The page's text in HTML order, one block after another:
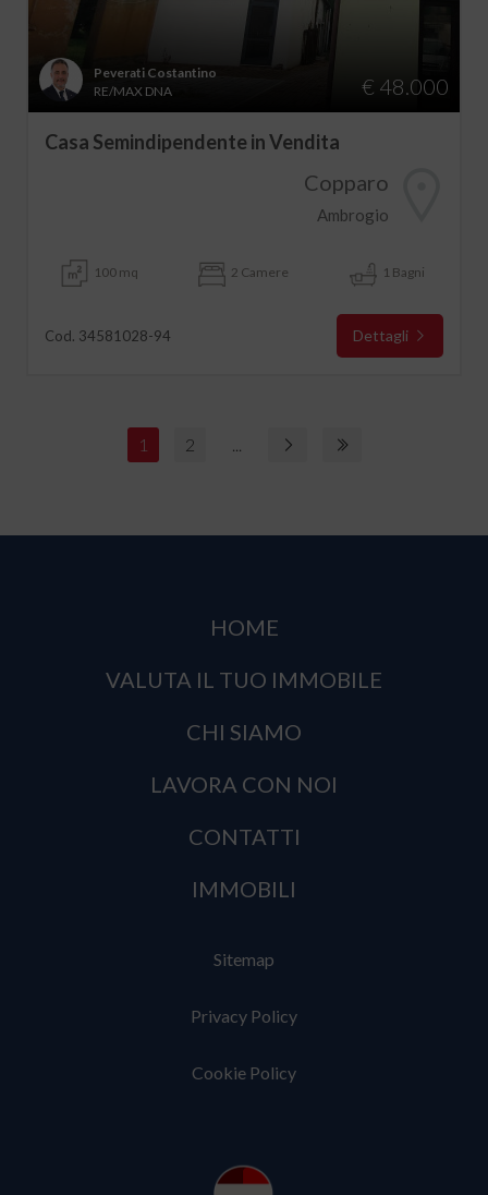
Peverati Costantino
RE/MAX DNA
€ 48.000
Casa Semindipendente in Vendita
Copparo
Ambrogio
100 mq 2 Camere 1 Bagni
Cod. 34581028-94 Dettagli
1 2 ...
HOME
VALUTA IL TUO IMMOBILE
CHI SIAMO
LAVORA CON NOI
CONTATTI
IMMOBILI
Sitemap
Privacy Policy
Cookie Policy